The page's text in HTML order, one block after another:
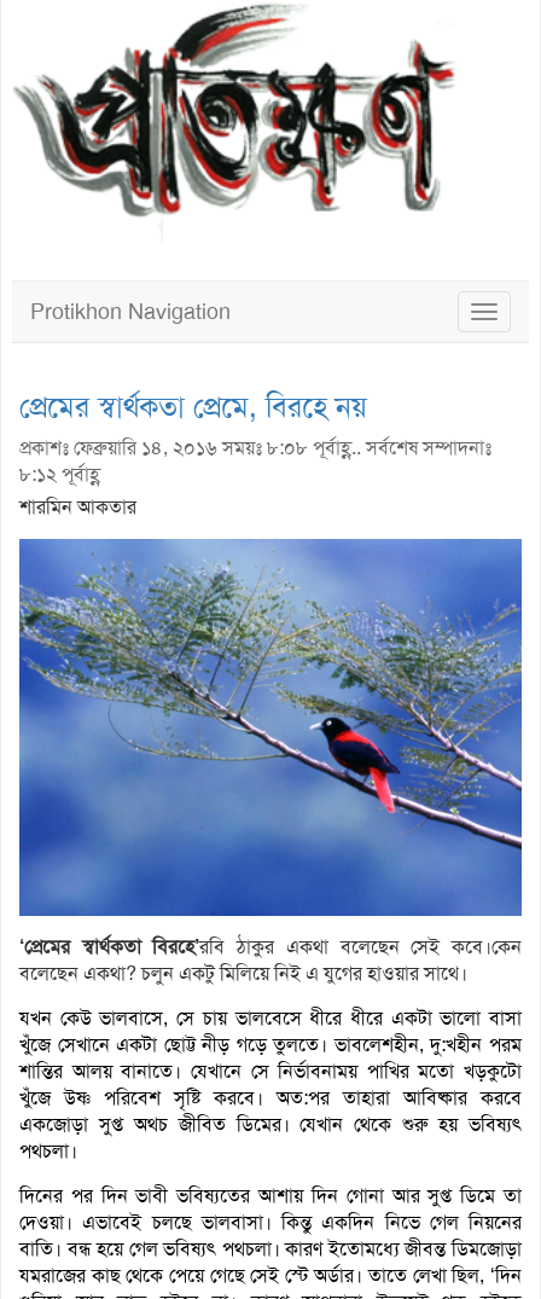
Toggle
Protikhon Navigation
প্রেমের স্বার্থকতা প্রেমে, বিরহে নয়
প্রকাশঃ ফেব্রুয়ারি ১৪, ২০১৬ সময়ঃ ৮:০৮ পূর্বাহ্ণ.. সর্বশেষ সম্পাদনাঃ
৮:১২ পূর্বাহ্ণ
শারমিন আকতার
‘প্রেমের স্বার্থকতা বিরহে’রবি ঠাকুর একথা বলেছেন সেই কবে।কেন
বলেছেন একথা? চলুন একটু মিলিয়ে নিই এ যুগের হাওয়ার সাথে।
যখন কেউ ভালবাসে, সে চায় ভালবেসে ধীরে ধীরে একটা ভালো বাসা
খুঁজে সেখানে একটা ছোট্ট নীড় গড়ে তুলতে। ভাবলেশহীন, দু:খহীন পরম
শান্তির আলয় বানাতে। যেখানে সে নির্ভাবনাময় পাখির মতো খড়কুটো
খুঁজে উষ্ণ পরিবেশ সৃষ্টি করবে। অত:পর তাহারা আবিষ্কার করবে
একজোড়া সুপ্ত অথচ জীবিত ডিমের। যেখান থেকে শুরু হয় ভবিষ্যৎ
পথচলা।
দিনের পর দিন ভাবী ভবিষ্যতের আশায় দিন গোনা আর সুপ্ত ডিমে তা
দেওয়া। এভাবেই চলছে ভালবাসা। কিন্তু একদিন নিভে গেল নিয়নের
বাতি। বন্ধ হয়ে গেল ভবিষ্যৎ পথচলা। কারণ ইতোমধ্যে জীবন্ত ডিমজোড়া
যমরাজের কাছ থেকে পেয়ে গেছে সেই স্টে অর্ডার। তাতে লেখা ছিল, ‘দিন